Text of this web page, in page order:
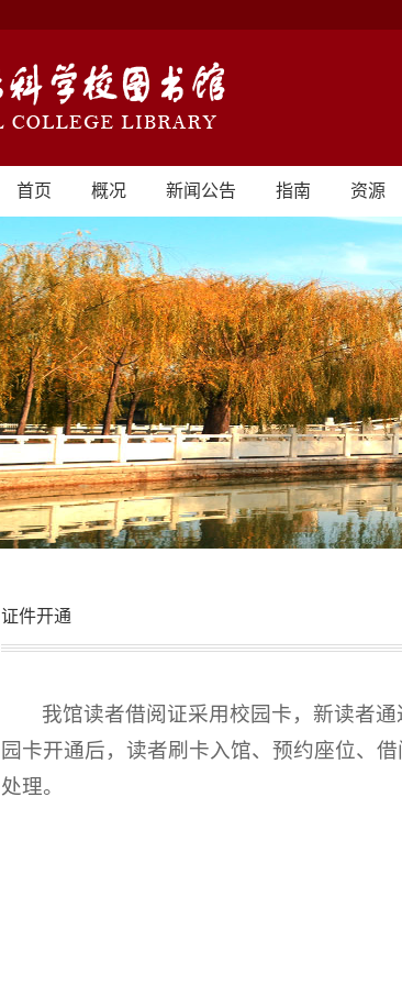
首页 概况 新闻公告 指南 资源
证件开通
我馆读者借阅证采用校园卡，新读者
园卡开通后，读者刷卡入馆、预约座位、
处理。